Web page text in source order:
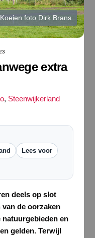
Koeien foto Dirk Brans
extra
, Steenwijkerland
Lees voor
deels op slot
de oorzaken
en
gelden. Terwijl